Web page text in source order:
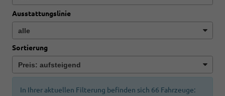
Ausstattungslinie
Sortierung
In Ihrer aktuellen Filterung befinden sich 66 Fahrzeuge: